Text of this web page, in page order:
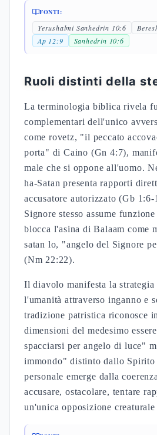
FONTI:
Yerushalmi Sanhedrin 10:6
Ap 12:9
Sanhedrin 10:6
Ruoli distinti della
La terminologia biblica rivela
complementari dell'unico
come rovetz, "il peccato
porta" di Caino (Gn 4:7),
male che si oppone all'uomo.
ha-Satan presenta rapporti
accusatore autorizzato (Gb
Signore stesso assume
blocca l'asina di Balaam come
satan lo, "angelo del Signore
(Nm 22:22).
Il diavolo manifesta la strategia
l'umanità attraverso inganno e
tradizione patristica riconosce
dimensioni del medesimo
spacciarsi per angelo di luce"
immondo" distinto dallo Spirito
personale emerge dalla
accusare, ostacolare, tentare
un'unica opposizione